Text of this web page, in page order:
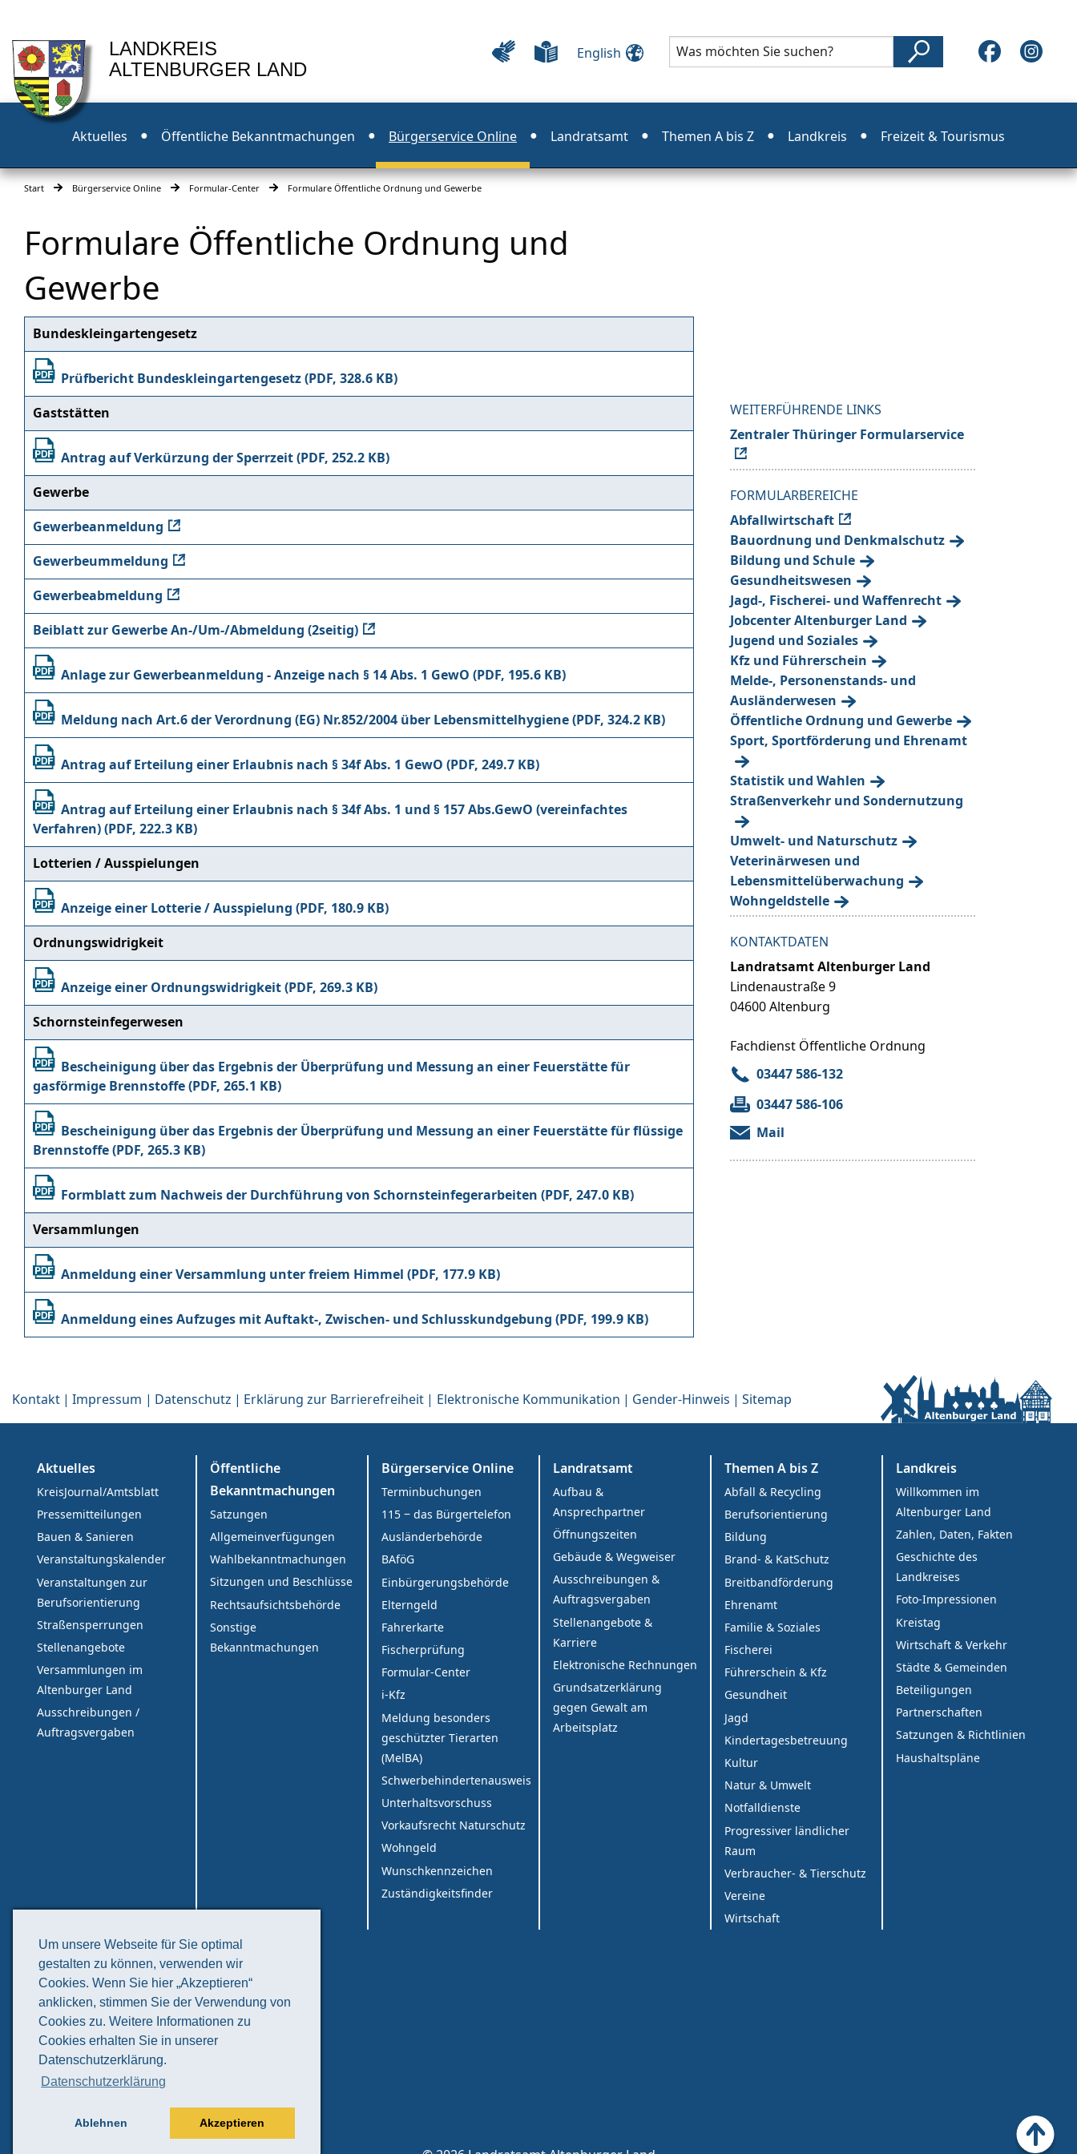
Um unsere Webseite für Sie optimal
gestalten zu können, verwenden wir
Cookies. Wenn Sie hier „Akzeptieren“
anklicken, stimmen Sie der Verwendung von
Cookies zu. Weitere Informationen zu
Cookies erhalten Sie in unserer
Datenschutzerklärung.
Datenschutzerklärung
Ablehnen Akzeptieren
LANDKREIS
ALTENBURGER LAND
English
Aktuelles Öffentliche Bekanntmachungen Bürgerservice Online Landratsamt Themen A bis Z Landkreis Freizeit & Tourismus
Start Bürgerservice Online Formular-Center Formulare Öffentliche Ordnung und Gewerbe
Formulare Öffentliche Ordnung und
Gewerbe
Bundeskleingartengesetz
Prüfbericht Bundeskleingartengesetz
Gaststätten
Antrag auf Verkürzung der Sperrzeit
Gewerbe
Gewerbeanmeldung
Gewerbeummeldung
Gewerbeabmeldung
Beiblatt zur Gewerbe An-/Um-/Abmeldung (2seitig)
Anlage zur Gewerbeanmeldung - Anzeige nach § 14 Abs. 1 GewO
Meldung nach Art.6 der Verordnung (EG) Nr.852/2004 über Lebensmittelhygiene
Antrag auf Erteilung einer Erlaubnis nach § 34f Abs. 1 GewO
Antrag auf Erteilung einer Erlaubnis nach § 34f Abs. 1 und § 157 Abs.GewO (vereinfachtes
Verfahren)
Lotterien / Ausspielungen
Anzeige einer Lotterie / Ausspielung
Ordnungswidrigkeit
Anzeige einer Ordnungswidrigkeit
Schornsteinfegerwesen
Bescheinigung über das Ergebnis der Überprüfung und Messung an einer Feuerstätte für
gasförmige Brennstoffe
Bescheinigung über das Ergebnis der Überprüfung und Messung an einer Feuerstätte für flüssige
Brennstoffe
Formblatt zum Nachweis der Durchführung von Schornsteinfegerarbeiten
Versammlungen
Anmeldung einer Versammlung unter freiem Himmel
Anmeldung eines Aufzuges mit Auftakt-, Zwischen- und Schlusskundgebung
WEITERFÜHRENDE LINKS
Zentraler Thüringer Formularservice
FORMULARBEREICHE
Abfallwirtschaft
Bauordnung und Denkmalschutz
Bildung und Schule
Gesundheitswesen
Jagd-, Fischerei- und Waffenrecht
Jobcenter Altenburger Land
Jugend und Soziales
Kfz und Führerschein
Melde-, Personenstands- und
Ausländerwesen
Öffentliche Ordnung und Gewerbe
Sport, Sportförderung und Ehrenamt
Statistik und Wahlen
Straßenverkehr und Sondernutzung
Umwelt- und Naturschutz
Veterinärwesen und
Lebensmittelüberwachung
Wohngeldstelle
KONTAKTDATEN
Landratsamt Altenburger Land
Lindenaustraße 9
04600 Altenburg
Fachdienst Öffentliche Ordnung
03447 586-132
03447 586-106
Mail
Kontakt Impressum Datenschutz Erklärung zur Barrierefreiheit Elektronische Kommunikation Gender-Hinweis Sitemap
Aktuelles
KreisJournal/Amtsblatt
Pressemitteilungen
Bauen & Sanieren
Veranstaltungskalender
Veranstaltungen zur
Berufsorientierung
Straßensperrungen
Stellenangebote
Versammlungen im
Altenburger Land
Ausschreibungen /
Auftragsvergaben
Öffentliche
Bekanntmachungen
Satzungen
Allgemeinverfügungen
Wahlbekanntmachungen
Sitzungen und Beschlüsse
Rechtsaufsichtsbehörde
Sonstige
Bekanntmachungen
Bürgerservice Online
Terminbuchungen
115 ‒ das Bürgertelefon
Ausländerbehörde
BAföG
Einbürgerungsbehörde
Elterngeld
Fahrerkarte
Fischerprüfung
Formular-Center
i-Kfz
Meldung besonders
geschützter Tierarten
(MelBA)
Schwerbehindertenausweis
Unterhaltsvorschuss
Vorkaufsrecht Naturschutz
Wohngeld
Wunschkennzeichen
Zuständigkeitsfinder
Landratsamt
Aufbau &
Ansprechpartner
Öffnungszeiten
Gebäude & Wegweiser
Ausschreibungen &
Auftragsvergaben
Stellenangebote &
Karriere
Elektronische Rechnungen
Grundsatzerklärung
gegen Gewalt am
Arbeitsplatz
Themen A bis Z
Abfall & Recycling
Berufsorientierung
Bildung
Brand- & KatSchutz
Breitbandförderung
Ehrenamt
Familie & Soziales
Fischerei
Führerschein & Kfz
Gesundheit
Jagd
Kindertagesbetreuung
Kultur
Natur & Umwelt
Notfalldienste
Progressiver ländlicher
Raum
Verbraucher- & Tierschutz
Vereine
Wirtschaft
Landkreis
Willkommen im
Altenburger Land
Zahlen, Daten, Fakten
Geschichte des
Landkreises
Foto-Impressionen
Kreistag
Wirtschaft & Verkehr
Städte & Gemeinden
Beteiligungen
Partnerschaften
Satzungen & Richtlinien
Haushaltspläne
Freizeit & Tourismus
Veranstaltungskalender
Kunst & Kultur
Natur & Erholung
Tourismusinformation
Vereine, Verbände &
Initiativen
Kleinprojektefonds